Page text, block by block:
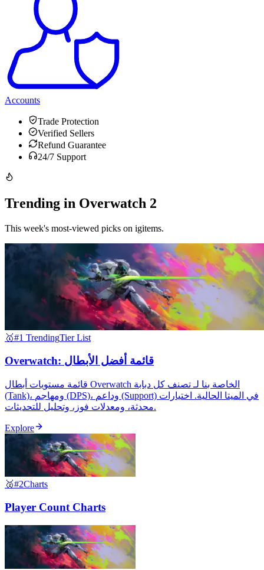
Accounts
Trade Protection
Verified Sellers
Refund Guarantee
24/7 Support
Trending in Overwatch 2
This week's most-viewed picks on igitems.
🥇#1 TrendingTier List
Overwatch: قائمة أفضل الأبطال
قائمة مستويات أبطال Overwatch الخاصة بنا لـ تصنف كل دبابة
(Tank)، ومهاجم (DPS)، وداعم (Support) في الميتا الحالية. اختيارات
محدثة، ومعدلات فوز، وتحليل للتحديثات.
Explore
🥈#2Charts
Player Count Charts